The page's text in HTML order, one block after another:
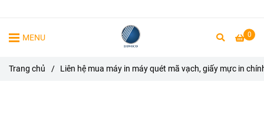
0
MENU
Trang chủ / Liên hệ mua máy in máy quét mã vạch, giấy mực in